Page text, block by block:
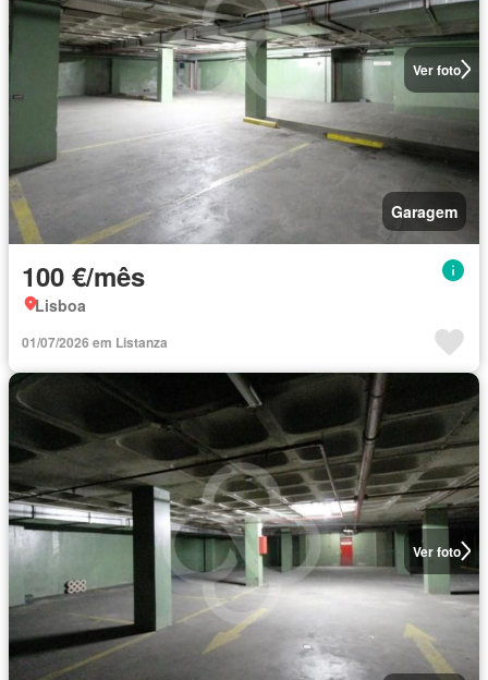
Ver foto
Garagem
100 €/mês
Lisboa
01/07/2026 em Listanza
Ver foto